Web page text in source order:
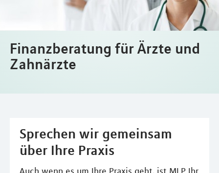
Finanzberatung für Ärzte und
Zahnärzte
Sprechen wir gemeinsam
über Ihre Praxis